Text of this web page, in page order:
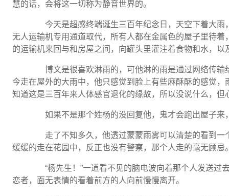
慧的话，会将这一切称为静音世界的。
今天是超感终端诞生三百年纪念日，天空下着大雨
无人运输机专用通道取代，所有人都在金属色的屋子里待
的运输机来回与和房屋之间，向罐头里灌注着食物和水，以
博文是很喜欢淋雨的，可他淋的雨是通过网络传输
今走在屋外的大雨中，他只感觉到脸上有些麻酥酥的感觉
知道这是三百年来人体感官退化的缘故，所以没说什么，但
如果不是那个姓杨的没回复他，鬼才会跑出屋子来
走了不知多久，他透过蒙蒙雨雾可以清楚的看到一
缓缓的走在花园中，反正也没有警察，那个人走的毫无顾忌
“杨先生！”一道看不见的脑电波向着那个人发送过
恋者，面无表情的看着前方的人向前慢慢离开。